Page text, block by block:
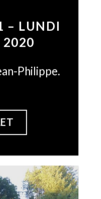
– LUNDI
2020
Philippe.